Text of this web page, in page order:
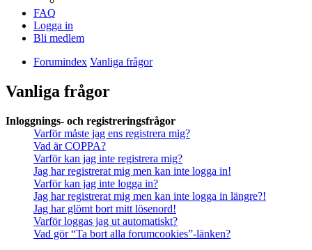
FAQ
Logga in
Bli medlem
Forumindex Vanliga frågor
Vanliga frågor
Inloggnings- och registreringsfrågor
Varför måste jag ens registrera mig?
Vad är COPPA?
Varför kan jag inte registrera mig?
Jag har registrerat mig men kan inte logga in!
Varför kan jag inte logga in?
Jag har registrerat mig men kan inte logga in längre?!
Jag har glömt bort mitt lösenord!
Varför loggas jag ut automatiskt?
Vad gör “Ta bort alla forumcookies”-länken?